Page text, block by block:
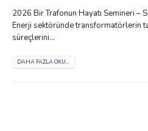
2026 Bir Trafonun Hayatı Semineri –
Enerji sektöründe transformatörlerin
süreçlerini...
DAHA FAZLA OKU...